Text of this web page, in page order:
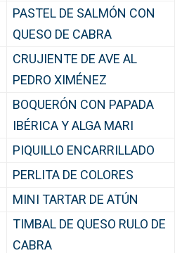
PASTEL DE SALMÓN CON
QUESO DE CABRA
CRUJIENTE DE AVE AL
PEDRO XIMÉNEZ
BOQUERÓN CON PAPADA
IBÉRICA Y ALGA MARI
PIQUILLO ENCARRILLADO
PERLITA DE COLORES
MINI TARTAR DE ATÚN
TIMBAL DE QUESO RULO DE
CABRA